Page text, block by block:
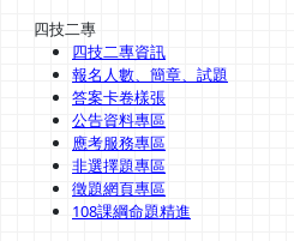
四技二專
四技二專資訊
報名人數、簡章、試題
答案卡卷樣張
公告資料專區
應考服務專區
非選擇題專區
徵題網頁專區
108課綱命題精進